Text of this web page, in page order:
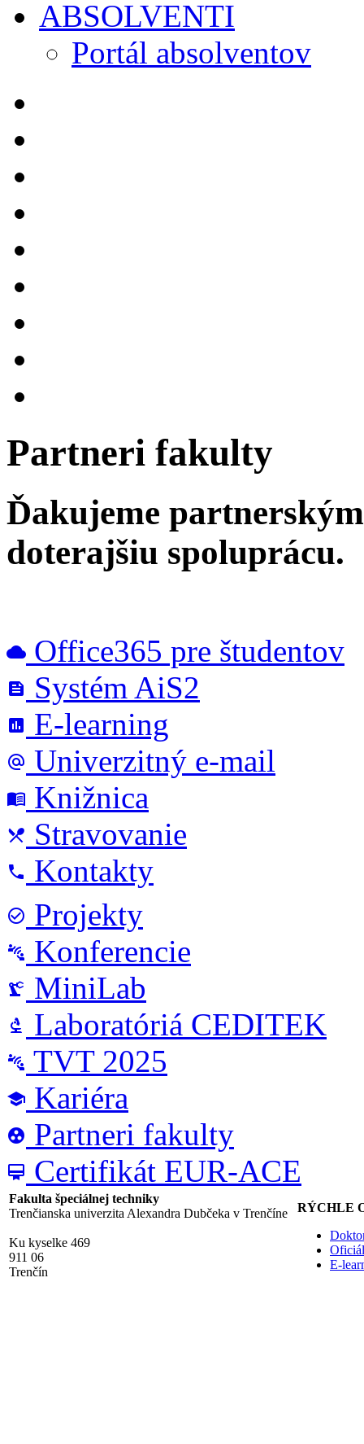
ABSOLVENTI
Portál absolventov
Partneri fakulty
Ďakujeme
doterajšiu spoluprácu.
cloud Office365 pre študentov
feed Systém AiS2
poll E-learning
alternate_email Univerzitný e-mail
menu_book Knižnica
local_dining Stravovanie
phone Kontakty
check_circle_outline Projekty
connect_without_contact Konferencie
precision_manufacturing MiniLab
biotech Laboratóriá CEDITEK
connect_without_contact TVT 2025
school Kariéra
group_work Partneri fakulty
card_membership Certifikát EUR-ACE
Fakulta špeciálnej techniky
Trenčianska univerzita Alexandra Dubčeka v Trenčíne
Ku kyselke 469
911 06
Trenčín
RÝCHLE
E-